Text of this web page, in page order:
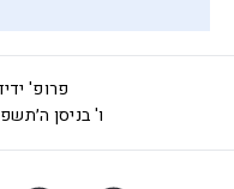
פרופ'
ו' בניסן